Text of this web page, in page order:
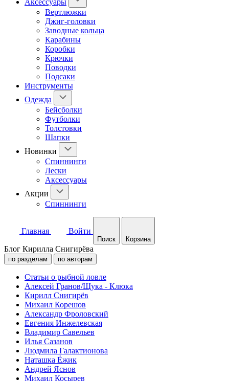
Аксессуары
Вертлюжки
Джиг-головки
Заводные кольца
Карабины
Коробки
Крючки
Поводки
Подсаки
Инструменты
Одежда
Бейсболки
Футболки
Толстовки
Шапки
Новинки
Спиннинги
Лески
Аксессуары
Акции
Спиннинги
Главная Войти
Поиск Корзина
Блог Кирилла Снигирёва
по разделам по авторам
Статьи о рыбной ловле
Алексей Гранов/Щука - Клюка
Кирилл Снигирёв
Михаил Корешов
Александр Фроловский
Евгения Инжелевская
Владимир Савельев
Илья Сазанов
Людмила Галактионова
Наташка Ёжик
Андрей Яснов
Михаил Косырев